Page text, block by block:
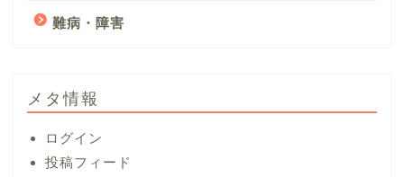
難病・障害
メタ情報
ログイン
投稿フィード